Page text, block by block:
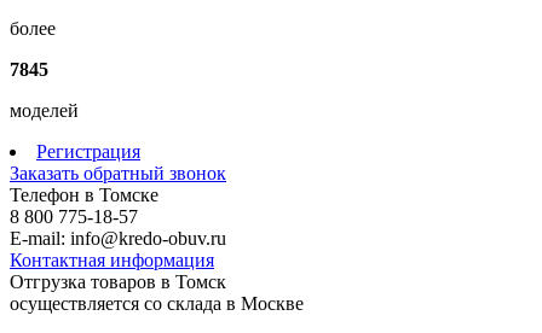
более
7845
моделей
Регистрация
Заказать обратный звонок
Телефон в Томске
8 800 775-18-57
E-mail: info@kredo-obuv.ru
Контактная информация
Отгрузка товаров в Томск
осуществляется со склада в Москве